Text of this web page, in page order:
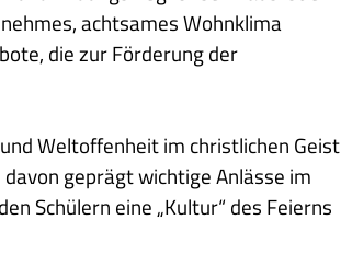
achtsames Wohnklima
die zur Förderung der
Weltoffenheit im christlichen Geist
geprägt wichtige Anlässe im
Schülern eine „Kultur“ des Feierns